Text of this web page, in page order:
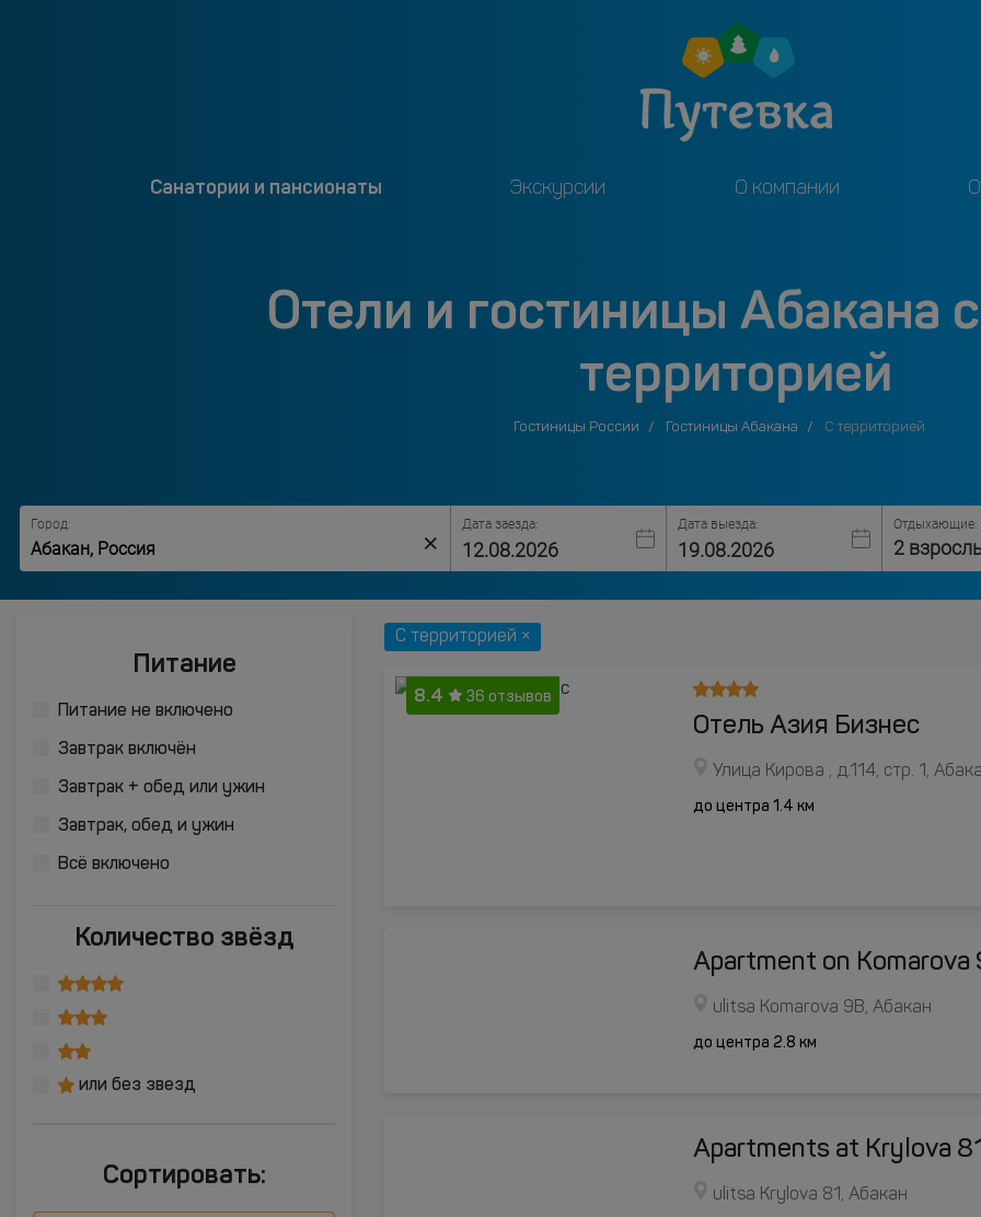
Санатории и пансионаты Экскурсии О компании
Отели и гостиницы Абакана
территорией
Гостиницы России Гостиницы Абакана С территорией
Город:
×
Дата заезда: Дата выезда: Отдыхающие:
2
Питание
Питание не включено
Завтрак включён
Завтрак + обед или ужин
Завтрак, обед и ужин
Всё включено
Количество звёзд
или без звезд
Сортировать:
С территорией ×
8.4 36 отзывов
Отель Азия Бизнес
Улица Кирова , д.114, стр. 1,
до центра 1.4 км
Apartment on Komarova
ulitsa Komarova 9B, Абакан
до центра 2.8 км
Apartments at Krylova
ulitsa Krylova 81, Абакан